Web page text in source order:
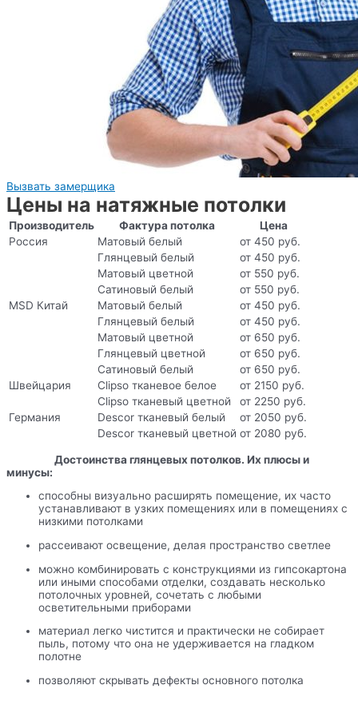
Вызвать замерщика
Цены на натяжные потолки
Производитель Фактура потолка
Цена
Россия
Матовый белый
от 450 руб.
Глянцевый белый
от 450 руб.
Матовый цветной
от 550 руб.
Сатиновый белый
от 550 руб.
MSD Китай
Матовый белый
от 450 руб.
Глянцевый белый
от 450 руб.
Матовый цветной
от 650 руб.
Глянцевый цветной
от 650 руб.
Сатиновый белый
от 650 руб.
Швейцария
Clipso тканевое белое
от 2150 руб.
Clipso тканевый цветной
от 2250 руб.
Германия
Descor тканевый белый
от 2050 руб.
Descor тканевый цветной от 2080 руб.
Достоинства глянцевых потолков. Их плюсы и
минусы:
способны визуально расширять помещение, их часто
устанавливают в узких помещениях или в помещениях с
низкими потолками
рассеивают освещение, делая пространство светлее
можно комбинировать с конструкциями из гипсокартона
или иными способами отделки, создавать несколько
потолочных уровней, сочетать с любыми
осветительными приборами
материал легко чистится и практически не собирает
пыль, потому что она не удерживается на гладком
полотне
позволяют скрывать дефекты основного потолка